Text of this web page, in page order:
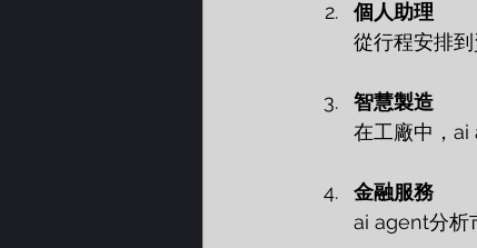
個人助理
從行程安排
智慧製造
在工廠中，ai
金融服務
ai agent分析